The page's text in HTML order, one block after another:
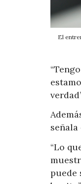
El
“Lo
puede